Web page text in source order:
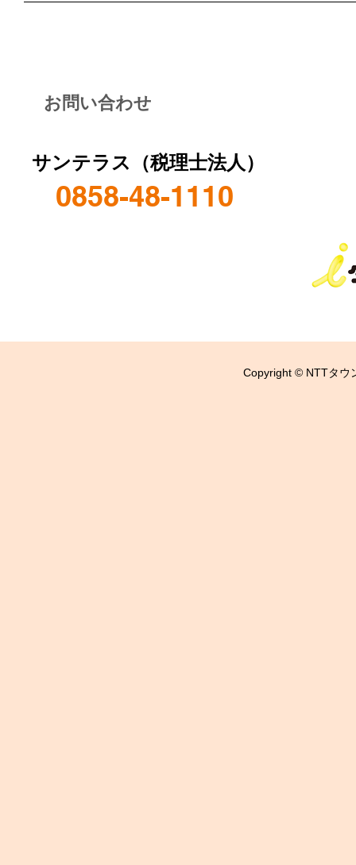
お問い合わせ
サンテラス（税理士法人）
0858-48-1110
Copyright © NTTタウ